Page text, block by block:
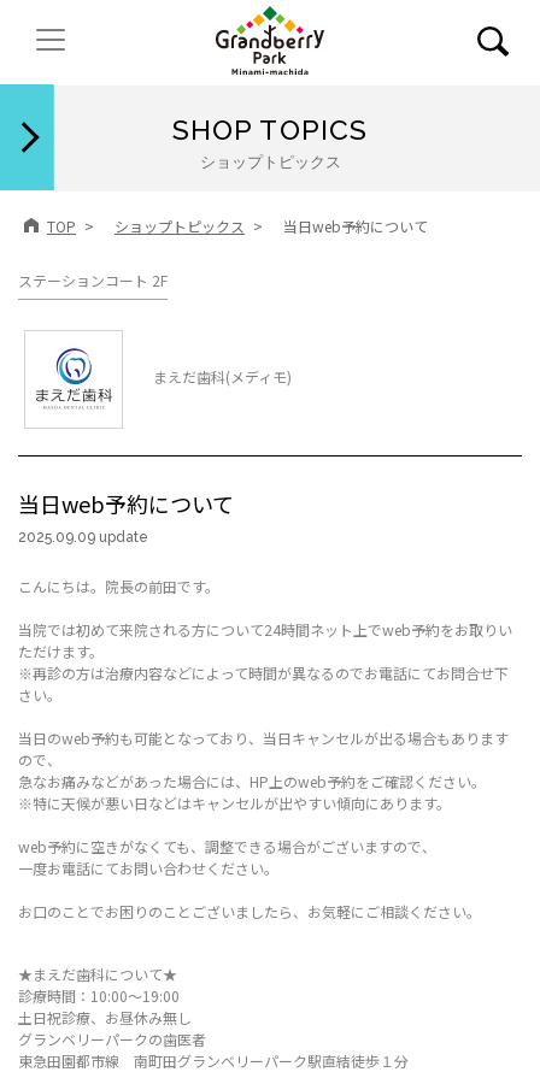
SHOP TOPICS
ショップトピックス
TOP ショップトピックス 当日web予約について
ステーションコート 2F
まえだ歯科(メディモ)
当日web予約について
2025.09.09 update
こんにちは。院長の前田です。
当院では初めて来院される方について24時間ネット上でweb予約をお取りい
ただけます。
※再診の方は治療内容などによって時間が異なるのでお電話にてお問合せ下
さい。
当日のweb予約も可能となっており、当日キャンセルが出る場合もあります
ので、
急なお痛みなどがあった場合には、HP上のweb予約をご確認ください。
※特に天候が悪い日などはキャンセルが出やすい傾向にあります。
web予約に空きがなくても、調整できる場合がございますので、
一度お電話にてお問い合わせください。
お口のことでお困りのことございましたら、お気軽にご相談ください。
★まえだ歯科について★
診療時間：10:00～19:00
土日祝診療、お昼休み無し
グランベリーパークの歯医者
東急田園都市線 南町田グランベリーパーク駅直結徒歩１分
閉じる